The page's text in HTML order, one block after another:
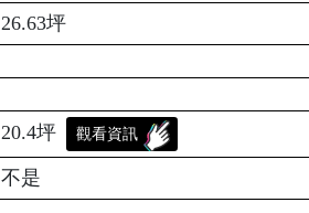
26.63坪
20.4坪 觀看資訊
不是